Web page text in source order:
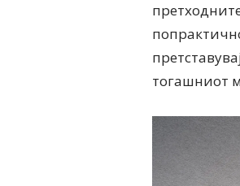
тогашниот